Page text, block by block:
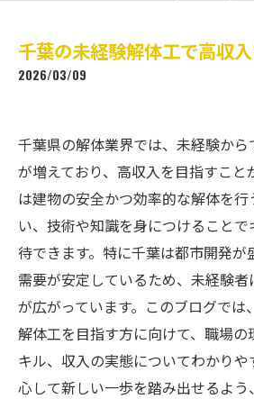
千葉の未経験解体工で高収
2026/03/09
千葉県の解体業界では、未経験か
が増えており、高収入を目指すこと
は建物の安全かつ効率的な解体を
い、技術や知識を身につけること
待できます。特に千葉は都市開発が
需要が安定しているため、未経験者
が広がっています。このブログでは
解体工を目指す方に向けて、職場
キル、収入の実態についてわかりや
心して新しい一歩を踏み出せるよ